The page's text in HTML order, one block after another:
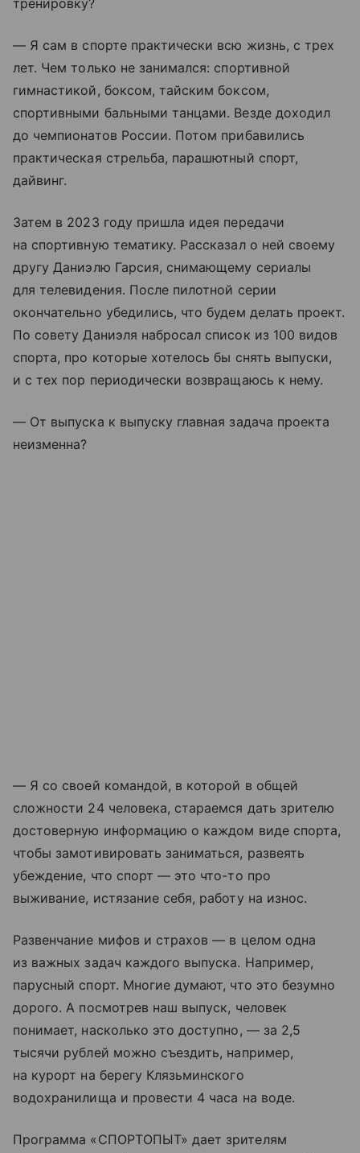
тренировку?
— Я сам в спорте практически всю жизнь, с трех
лет. Чем только не занимался: спортивной
гимнастикой, боксом, тайским боксом,
спортивными бальными танцами. Везде доходил
до чемпионатов России. Потом прибавились
практическая стрельба, парашютный спорт,
дайвинг.
Затем в 2023 году пришла идея передачи
на спортивную тематику. Рассказал о ней своему
другу Даниэлю Гарсия, снимающему сериалы
для телевидения. После пилотной серии
окончательно убедились, что будем делать проект.
По совету Даниэля набросал список из 100 видов
спорта, про которые хотелось бы снять выпуски,
и с тех пор периодически возвращаюсь к нему.
— От выпуска к выпуску главная задача проекта
неизменна?
— Я со своей командой, в которой в общей
сложности 24 человека, стараемся дать зрителю
достоверную информацию о каждом виде спорта,
чтобы замотивировать заниматься, развеять
убеждение, что спорт — это что-то про
выживание, истязание себя, работу на износ.
Развенчание мифов и страхов — в целом одна
из важных задач каждого выпуска. Например,
парусный спорт. Многие думают, что это безумно
дорого. А посмотрев наш выпуск, человек
понимает, насколько это доступно, — за 2,5
тысячи рублей можно съездить, например,
на курорт на берегу Клязьминского
водохранилища и провести 4 часа на воде.
Программа «СПОРТОПЫТ» дает зрителям